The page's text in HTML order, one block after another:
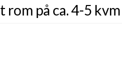
på ca. 4-5 kvm